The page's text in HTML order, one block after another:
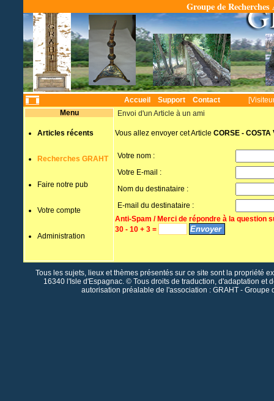
Groupe de
Accueil Support Contact
Menu
Articles récents
Recherches GRAHT
Faire notre pub
Votre compte
Administration
Envoi d'un Article à un ami
Vous allez envoyer cet Article CORSE - COSTA
Votre nom :
Votre E-mail :
Nom du destinataire :
E-mail du destinataire :
Anti-Spam / Merci de répondre à la question
30 - 10 + 3 =
Tous les sujets, lieux et thèmes présentés sur ce site sont la propriété
16340 l'Isle d'Espagnac. © Tous droits de traduction, d'adaptation et
autorisation préalable de l'association : GRAHT -